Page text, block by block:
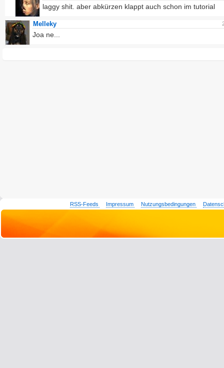
laggy shit. aber abkürzen klappt auch schon im tutorial
Melleky
Joa ne...
RSS-Feeds Impressum Nutzungsbedingungen